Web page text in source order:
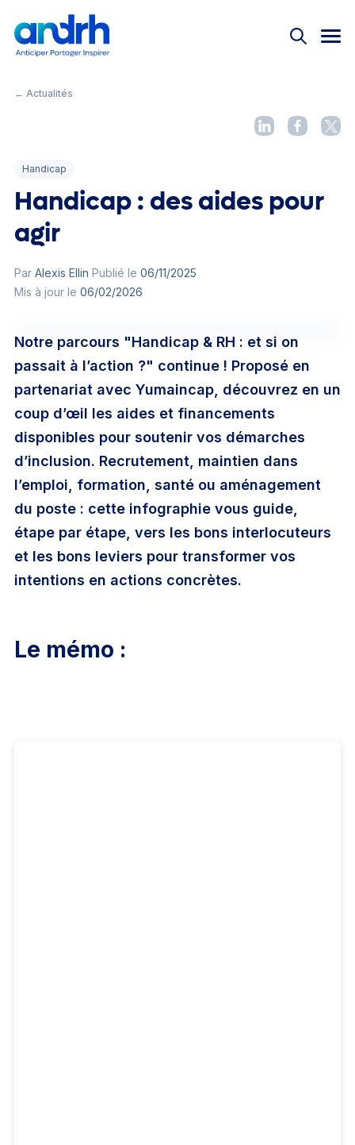
Nos offres
Instances nationales
Partenaires
Événements
Actualités
L'Université
Grand Prix ANDRH
Replay
#JeunesProsRH
Carrière RH
Connexion Adhérer
Contacter l’assistance • Conditions d’utilisation
← Actualités
Handicap
Handicap : des aides pour
agir
Par Alexis Ellin Publié le 06/11/2025
Mis à jour le 06/02/2026
Notre parcours "Handicap & RH : et si on
passait à l’action ?" continue ! Proposé en
partenariat avec Yumaincap, découvrez en un
coup d’œil les aides et financements
disponibles pour soutenir vos démarches
d’inclusion. Recrutement, maintien dans
l’emploi, formation, santé ou aménagement
du poste : cette infographie vous guide,
étape par étape, vers les bons interlocuteurs
et les bons leviers pour transformer vos
intentions en actions concrètes.
Le mémo :
Bienvenue !
Pas encore adhérent ?
Mot de passe oublié ?